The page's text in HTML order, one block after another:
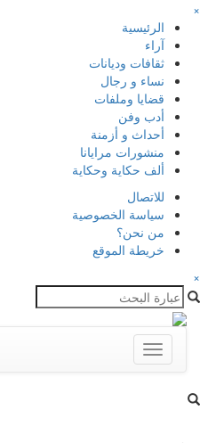
×
الرئيسية
آراء
ثقافات وديانات
نساء و رجال
قضايا وملفات
أدب وفن
أحداث و أزمنة
منشورات مرايانا
ألف حكاية وحكاية
للاتصال
سياسة الخصوصية
من نحن؟
خريطة الموقع
×
Toggle
navigation